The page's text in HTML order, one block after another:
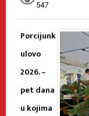
547
Porcijunk
ulovo
2026. –
pet dana
u kojima